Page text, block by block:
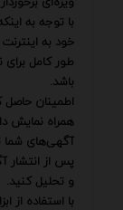
با توجه به
خود به
طور کامل
باشد.
اطمینان
همراه نمایش
آگهی‌های شما
پس از انتشار
و تحلیل کنید.